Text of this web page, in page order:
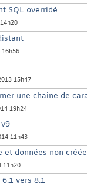
SQL overridé
15h47
une chaine de
19h24
11h43
et données non
11h20
vers 8.1